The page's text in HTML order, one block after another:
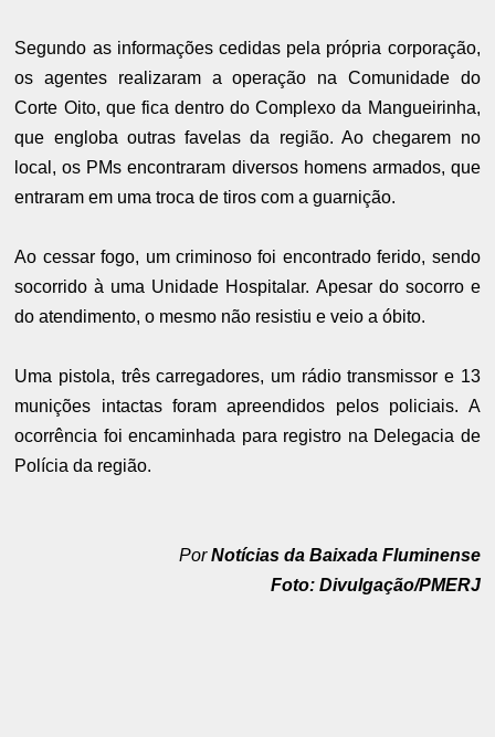
Segundo as informações cedidas pela própria corporação,
os agentes realizaram a operação na Comunidade do
Corte Oito, que fica dentro do Complexo da Mangueirinha,
que engloba outras favelas da região. Ao chegarem no
local, os PMs encontraram diversos homens armados, que
entraram em uma troca de tiros com a guarnição.
Ao cessar fogo, um criminoso foi encontrado ferido, sendo
socorrido à uma Unidade Hospitalar. Apesar do socorro e
do atendimento, o mesmo não resistiu e veio a óbito.
Uma pistola, três carregadores, um rádio transmissor e 13
munições intactas foram apreendidos pelos policiais. A
ocorrência foi encaminhada para registro na Delegacia de
Polícia da região.
PorNotícias da Baixada Fluminense
Foto: Divulgação/PMERJ